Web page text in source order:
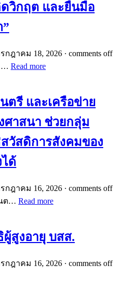
วิกฤต และยื่นมือ
กฎาคม 18, 2026 · comments off
… Read more
ตรี และเครือข่าย
ศาสนา ช่วยกลุ่ม
สวัสดิการสังคมของ
ด้
กฎาคม 16, 2026 · comments off
ต… Read more
สูงอายุ บสส.
กฎาคม 16, 2026 · comments off